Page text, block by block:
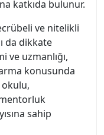
katkıda bulunur.
ve nitelikli
da dikkate
ve uzmanlığı,
konusunda
sahip